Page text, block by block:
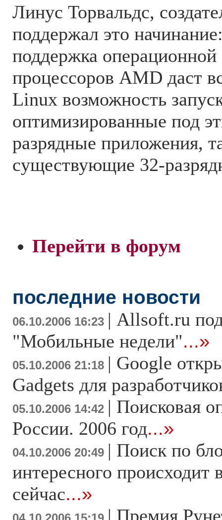
Линус Торвальдс,
поддержал это
поддержка
процессоров AMD даст
Linux возможность
оптимизированные под
разрядные приложения,
существующие 32-
Перейти в форум
последние новости
06.10.2006 16:23 | Allsoft.ru
"Мобильные недели"...»
05.10.2006 21:18 | Google
Gadgets для
05.10.2006 14:42 | Поисковая
России. 2006 год...»
04.10.2006 20:49 | Поиск по
интересного происходит
сейчас...»
| Премия